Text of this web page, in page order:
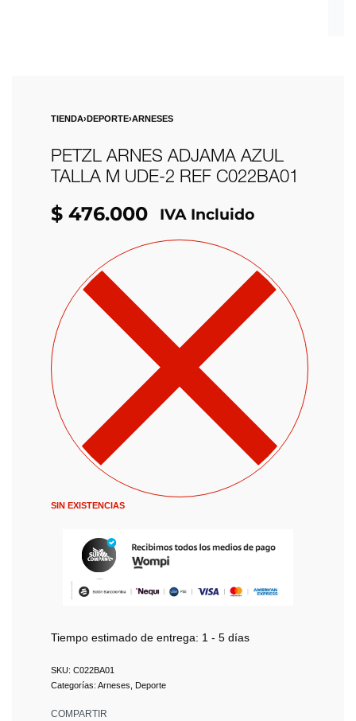
TIENDA›DEPORTE›ARNESES
PETZL ARNES ADJAMA AZUL
TALLA M UDE-2 REF C022BA01
$ 476.000 IVA Incluido
SIN EXISTENCIAS
Tiempo estimado de entrega: 1 - 5 días
C022BA01
Categorías: Arneses Deporte
COMPARTIR